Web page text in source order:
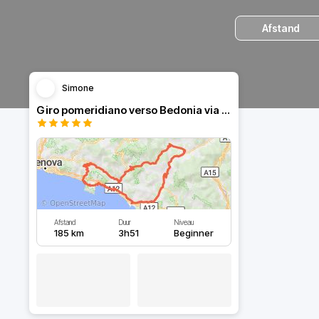
Afstand
Simone
Giro pomeridiano verso Bedonia via Bocco e Cento Croci
Afstand
185 km
Duur
3h51
Niveau
Beginner